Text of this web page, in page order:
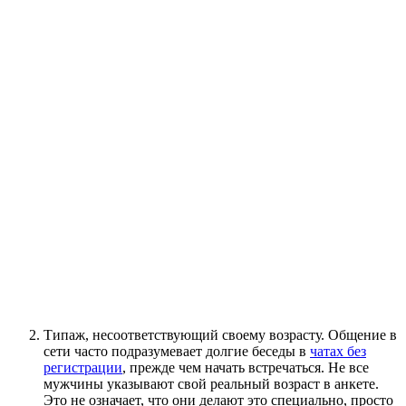
Типаж, несоответствующий своему возрасту. Общение в
сети часто подразумевает долгие беседы в чатах без
регистрации, прежде чем начать встречаться. Не все
мужчины указывают свой реальный возраст в анкете.
Это не означает, что они делают это специально, просто